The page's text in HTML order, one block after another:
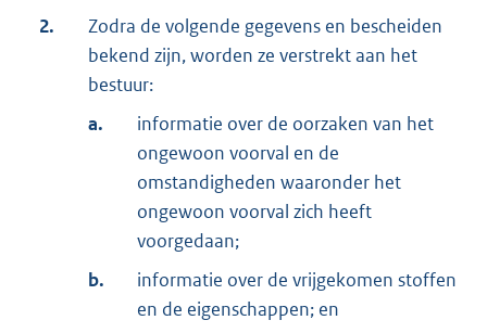
2.
Zodra de volgende gegevens en bescheiden
bekend zijn, worden ze verstrekt aan het
bestuur:
a.
informatie over de oorzaken van het
ongewoon voorval en de
omstandigheden waaronder het
ongewoon voorval zich heeft
voorgedaan;
b.
informatie over de vrijgekomen stoffen
en de eigenschappen; en